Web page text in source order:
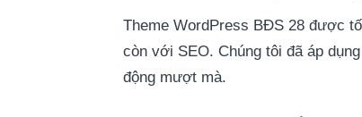
Theme WordPress BĐS 28 được
còn với SEO. Chúng tôi đã áp
động mượt mà.